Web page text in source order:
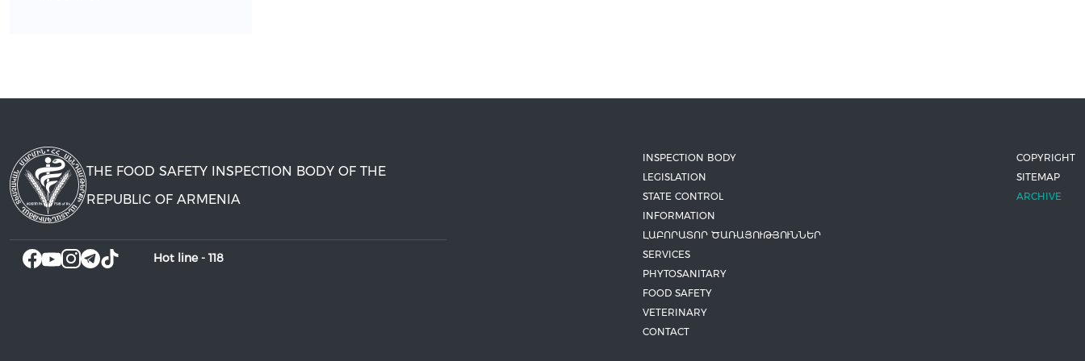
THE FOOD SAFETY INSPECTION BODY OF THE
REPUBLIC OF ARMENIA
Hot line - 118
INSPECTION BODY
LEGISLATION
STATE CONTROL
INFORMATION
ԼԱԲՈՐԱՏՈՐ ԾԱՌԱՅՈՒԹՅՈՒՆՆԵՐ
SERVICES
PHYTOSANITARY
FOOD SAFETY
VETERINARY
CONTACT
COPYRIGHT
SITEMAP
ARCHIVE